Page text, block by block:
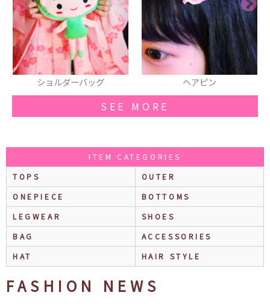
ヘアピン ヘアピン
SEE MORE
ITEM CATEGORIES
TOPS
OUTER
ONEPIECE
BOTTOMS
LEGWEAR
SHOES
BAG
ACCESSORIES
HAT
HAIR STYLE
FASHION NEWS